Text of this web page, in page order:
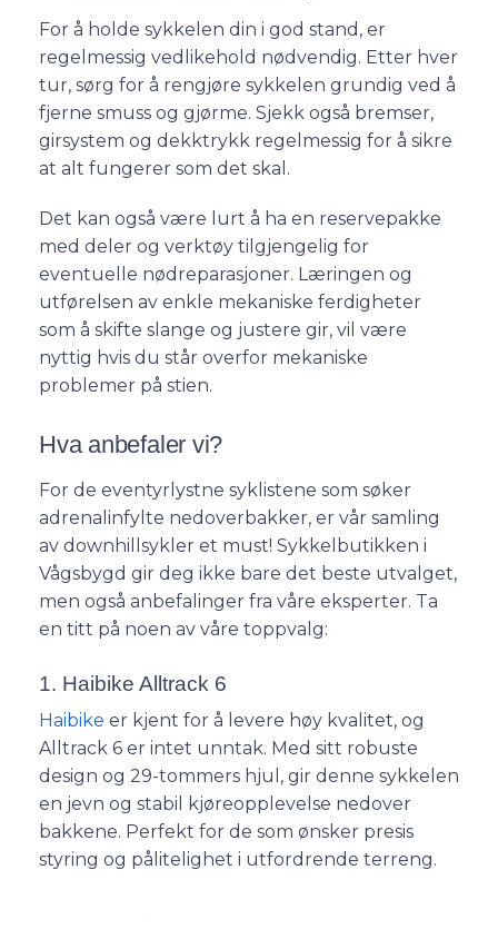
For å holde sykkelen din i god stand, er
regelmessig vedlikehold nødvendig. Etter hver
tur, sørg for å rengjøre sykkelen grundig ved å
fjerne smuss og gjørme. Sjekk også bremser,
girsystem og dekktrykk regelmessig for å sikre
at alt fungerer som det skal.
Det kan også være lurt å ha en reservepakke
med deler og verktøy tilgjengelig for
eventuelle nødreparasjoner. Læringen og
utførelsen av enkle mekaniske ferdigheter
som å skifte slange og justere gir, vil være
nyttig hvis du står overfor mekaniske
problemer på stien.
Hva anbefaler vi?
For de eventyrlystne syklistene som søker
adrenalinfylte nedoverbakker, er vår samling
av downhillsykler et must! Sykkelbutikken i
Vågsbygd gir deg ikke bare det beste utvalget,
men også anbefalinger fra våre eksperter. Ta
en titt på noen av våre toppvalg:
1. Haibike Alltrack 6
Haibike er kjent for å levere høy kvalitet, og
Alltrack 6 er intet unntak. Med sitt robuste
design og 29-tommers hjul, gir denne sykkelen
en jevn og stabil kjøreopplevelse nedover
bakkene. Perfekt for de som ønsker presis
styring og pålitelighet i utfordrende terreng.